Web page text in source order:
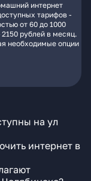
интернет
тарифов -
от 60 до 1000
рублей в месяц.
необходимые опции
на ул
интернет в